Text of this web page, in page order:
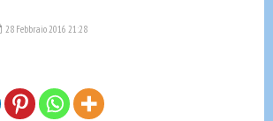
28 Febbraio 2016 21:28